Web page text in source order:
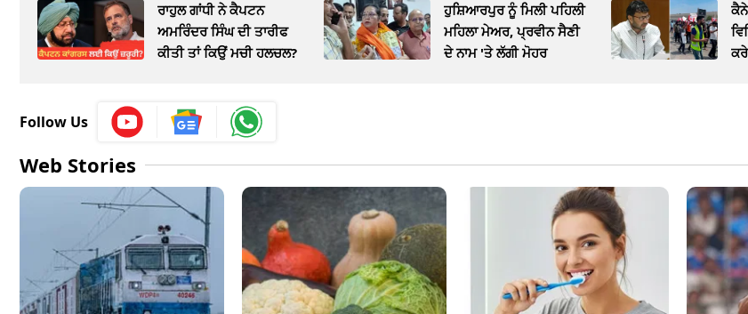
ਰਾਹੁਲ ਗਾਂਧੀ ਨੇ ਕੈਪਟਨ
ਅਮਰਿੰਦਰ ਸਿੰਘ ਦੀ ਤਾਰੀਫ
ਕੀਤੀ ਤਾਂ ਕਿਉਂ ਮਚੀ ਹਲਚਲ?
ਹੁਸ਼ਿਆਰਪੁਰ ਨੂੰ ਮਿਲੀ ਪਹਿਲੀ
ਮਹਿਲਾ ਮੇਅਰ, ਪ੍ਰਵੀਨ ਸੈਣੀ
ਦੇ ਨਾਮ 'ਤੇ ਲੱਗੀ ਮੋਹਰ
Follow Us
Web Stories